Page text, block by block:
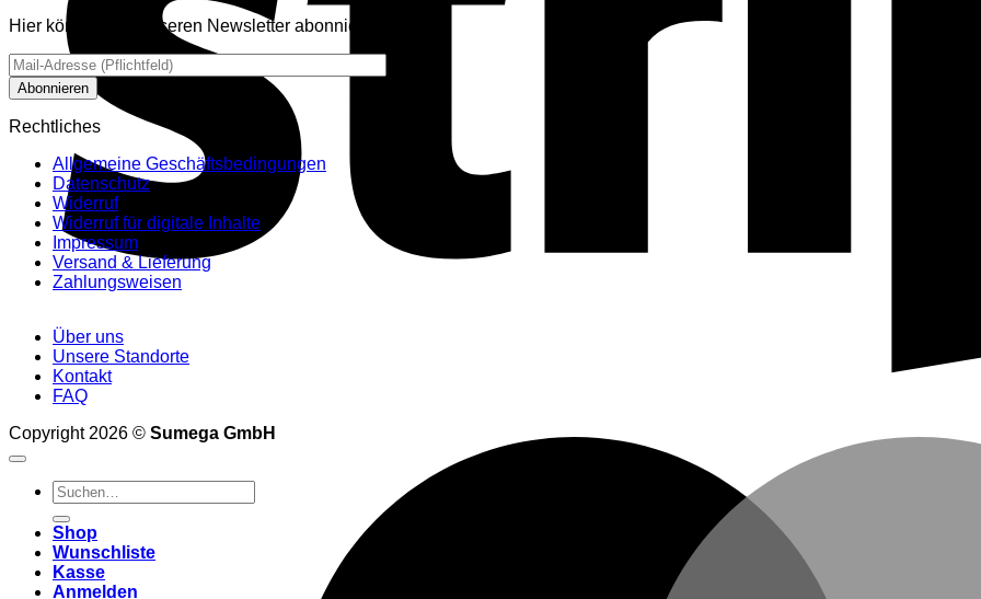
Hier können Sie unseren Newsletter abonnieren.
Rechtliches
Allgemeine Geschäftsbedingungen
Datenschutz
Widerruf
Widerruf für digitale Inhalte
Impressum
Versand & Lieferung
Zahlungsweisen
Über uns
Unsere Standorte
Kontakt
FAQ
Copyright 2026 © Sumega GmbH
Suchen
nach:
Shop
Wunschliste
Kasse
Anmelden